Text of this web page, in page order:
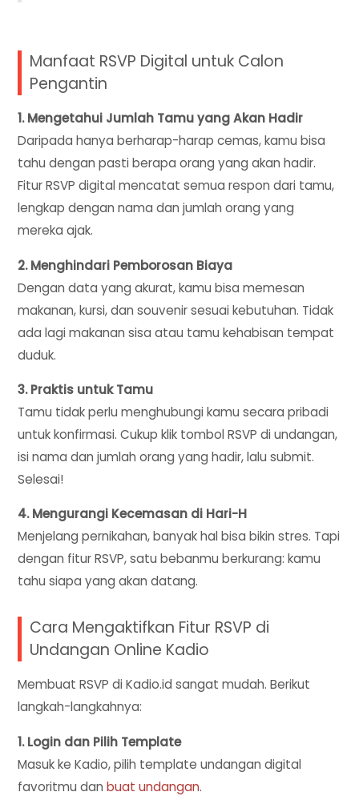
Manfaat RSVP Digital untuk Calon
Pengantin
1. Mengetahui Jumlah Tamu yang Akan Hadir
Daripada hanya berharap-harap cemas, kamu bisa
tahu dengan pasti berapa orang yang akan hadir.
Fitur RSVP digital mencatat semua respon dari tamu,
lengkap dengan nama dan jumlah orang yang
mereka ajak.
2. Menghindari Pemborosan Biaya
Dengan data yang akurat, kamu bisa memesan
makanan, kursi, dan souvenir sesuai kebutuhan. Tidak
ada lagi makanan sisa atau tamu kehabisan tempat
duduk.
3. Praktis untuk Tamu
Tamu tidak perlu menghubungi kamu secara pribadi
untuk konfirmasi. Cukup klik tombol RSVP di undangan,
isi nama dan jumlah orang yang hadir, lalu submit.
Selesai!
4. Mengurangi Kecemasan di Hari-H
Menjelang pernikahan, banyak hal bisa bikin stres. Tapi
dengan fitur RSVP, satu bebanmu berkurang: kamu
tahu siapa yang akan datang.
Cara Mengaktifkan Fitur RSVP di
Undangan Online Kadio
Membuat RSVP di Kadio.id sangat mudah. Berikut
langkah-langkahnya:
1. Login dan Pilih Template
Masuk ke Kadio, pilih template undangan digital
favoritmu danbuat undangan.